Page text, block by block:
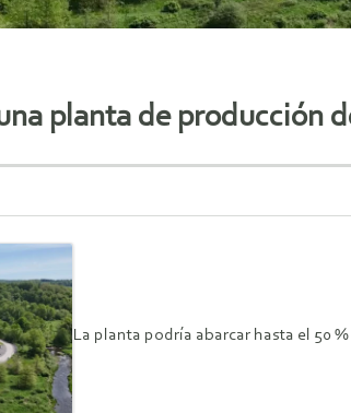
planta de producción
La planta podría abarcar hasta el 50